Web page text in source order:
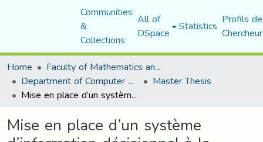
Communities
&
Collections
All of
DSpace Statistics Profils
Home
Faculty of Mathematics and Computer Science
Department of Computer Science Master Thesis
Mise en place d’un système d’information décisionnel à la société des ciments de Ain El Kebira
Mise en place d’un système